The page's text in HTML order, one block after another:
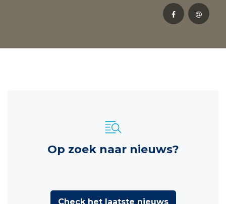
Op zoek naar nieuws?
Check het laatste nieuws